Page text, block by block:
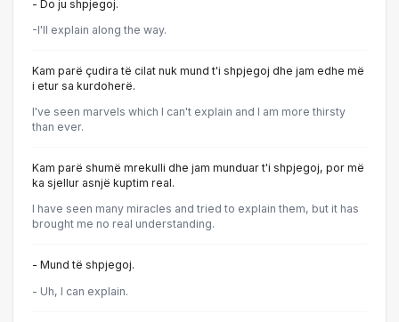
- Do ju shpjegoj.
-I'll explain along the way.
Kam parë çudira të cilat nuk mund t'i shpjegoj dhe jam edhe më
i etur sa kurdoherë.
I've seen marvels which I can't explain and I am more thirsty
than ever.
Kam parë shumë mrekulli dhe jam munduar t'i shpjegoj, por më
ka sjellur asnjë kuptim real.
I have seen many miracles and tried to explain them, but it has
brought me no real understanding.
- Mund të shpjegoj.
- Uh, I can explain.